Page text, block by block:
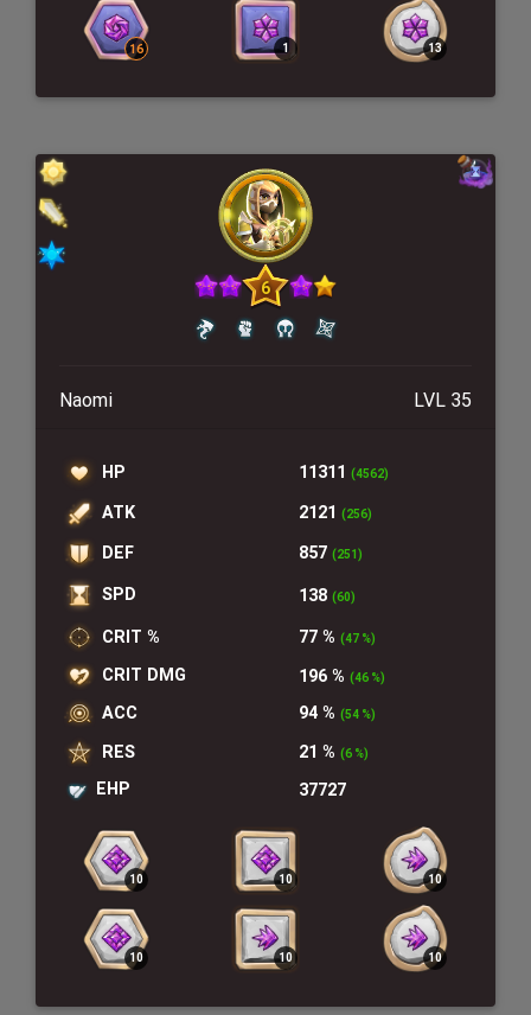
Naomi LVL 35
HP 11311 (4562)
ATK 2121 (256)
DEF 857 (251)
SPD 138 (60)
CRIT % 77 % (47 %)
CRIT DMG 196 % (46 %)
ACC 94 % (54 %)
RES 21 % (6 %)
EHP 37727